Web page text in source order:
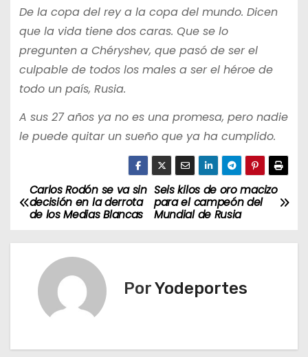
De la copa del rey a la copa del mundo. Dicen
que la vida tiene dos caras. Que se lo
pregunten a Chéryshev, que pasó de ser el
culpable de todos los males a ser el héroe de
todo un país, Rusia.
A sus 27 años ya no es una promesa, pero nadie
le puede quitar un sueño que ya ha cumplido.
N
Seis kilos de oro macizo
para el campeón del
Mundial de Rusia
Carlos Rodón se va sin
decisión en la derrota
de los Medias Blancas
PorYodeportes